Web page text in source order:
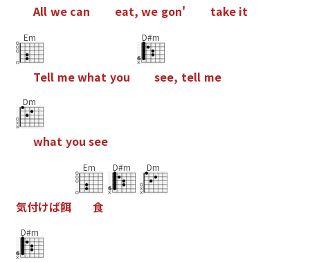
All we can eat, we gon' take it
Em
Tell mewhat you
D#m
see, tell me
Dm
what you see
気付けば餌
Em
食
D#m Dm
D#m